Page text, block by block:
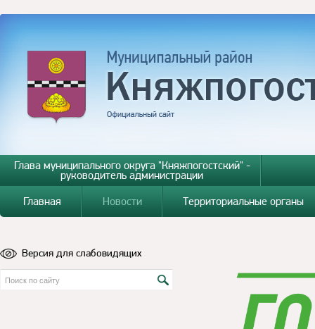
Глава муниципального округа "Княжпогостский" -
руководитель администрации
Главная
Новости Территориальные органы
Версия для слабовидящих